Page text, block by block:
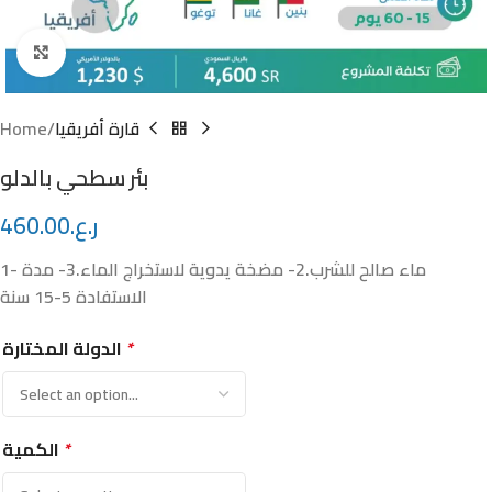
panel
panel
panel
panel
Panel
Panel
panel
Click to enlarge
Home قارة أفريقيا
بئر سطحي بالدلو
ر.ع.460.00
1- ماء صالح للشرب.2- مضخة يدوية لاستخراج الماء.3- مدة
الاستفادة 5-15 سنة
*
*